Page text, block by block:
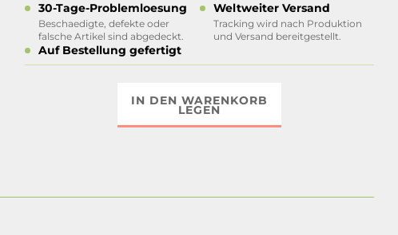
30-Tage-Problemloesung
Beschaedigte, defekte oder
falsche Artikel sind abgedeckt.
Weltweiter Versand
Tracking wird nach Produktion
und Versand bereitgestellt.
Auf Bestellung gefertigt
IN DEN WARENKORB
LEGEN